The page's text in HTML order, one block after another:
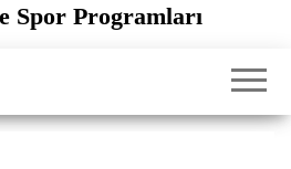
Spor Programları